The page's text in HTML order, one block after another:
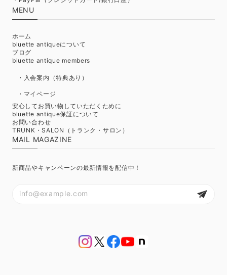
MENU
ホーム
bluette antiqueについて
ブログ
bluette antique members
・入会案内（特典あり）
・マイページ
安心してお買い物していただくために
bluette antique保証について
お問い合わせ
TRUNK・SALON（トランク・サロン）
MAIL MAGAZINE
新商品やキャンペーンの最新情報を配信中！